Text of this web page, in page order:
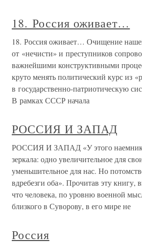
18. Россия оживает…
18. Россия оживает… Очищение
от «нечисти» и преступников
важнейшими конструктивными
круто менять политический курс из
в государственно-патриотическую
В рамках СССР начала
РОССИЯ И ЗАПАД
РОССИЯ И ЗАПАД «У этого
зеркала: одно увеличительное для
уменьшительное для нас. Но
вдребезги оба». Прочитав эту книгу,
что человека, по уровню военной
близкого в Суворову, в его мире не
Россия